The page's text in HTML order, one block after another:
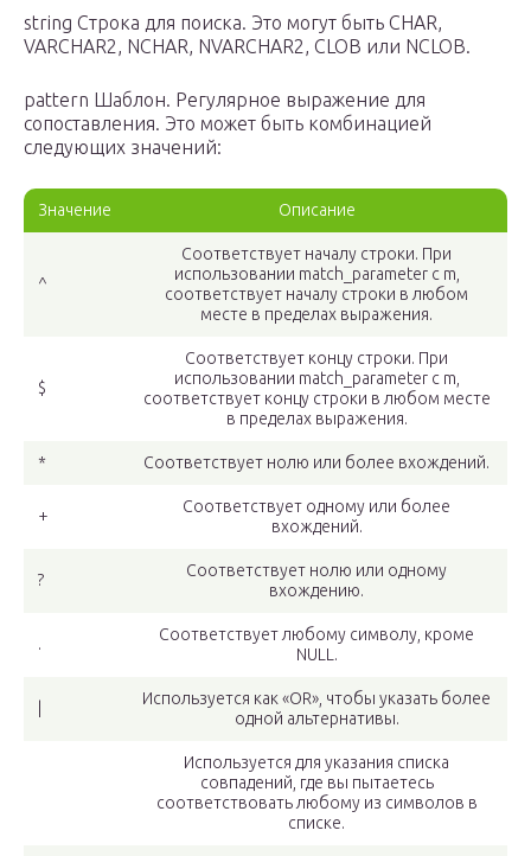
string Строка для поиска. Это могут быть CHAR,
VARCHAR2, NCHAR, NVARCHAR2, CLOB или NCLOB.
pattern Шаблон. Регулярное выражение для
сопоставления. Это может быть комбинацией
следующих значений:
Значение Описание
^
Соответствует началу строки. При
использовании match_parameter с m,
соответствует началу строки в любом
месте в пределах выражения.
$
Соответствует концу строки. При
использовании match_parameter с m,
соответствует концу строки в любом месте
в пределах выражения.
* Соответствует нолю или более вхождений.
+
Соответствует одному или более
вхождений.
?
Соответствует нолю или одному
вхождению.
.
Соответствует любому символу, кроме
NULL.
Используется как «OR», чтобы указать более
одной альтернативы.
Используется для указания списка
совпадений, где вы пытаетесь
соответствовать любому из символов в
списке.